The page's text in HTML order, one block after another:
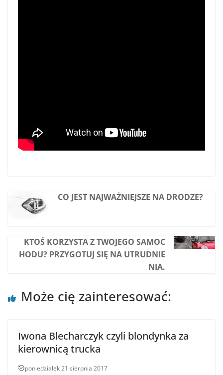
CO JEST NAJWAŻNIEJSZE NA DRODZE?
KTOŚ KORZYSTA Z TWOJEGO SAMOC
HODU? PRZYGOTUJ SIĘ NA UTRUDNIE
NIA.
Może cię zainteresować:
Iwona Blecharczyk czyli blondynka za
kierownicą trucka
poniedziałek 21 sierpnia 2017